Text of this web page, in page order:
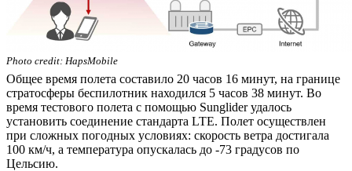
Photo credit: HapsMobile
Общее время полета составило 20 часов 16 минут, на границе
стратосферы беспилотник находился 5 часов 38 минут. Во
время тестового полета с помощью Sunglider удалось
установить соединение стандарта LTE. Полет осуществлен
при сложных погодных условиях: скорость ветра достигала
100 км/ч, а температура опускалась до -73 градусов по
Цельсию.